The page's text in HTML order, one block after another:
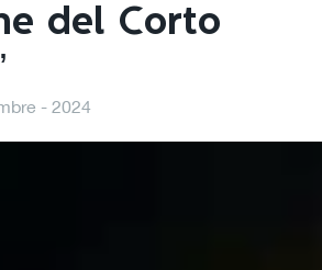
del Corto
- 2024